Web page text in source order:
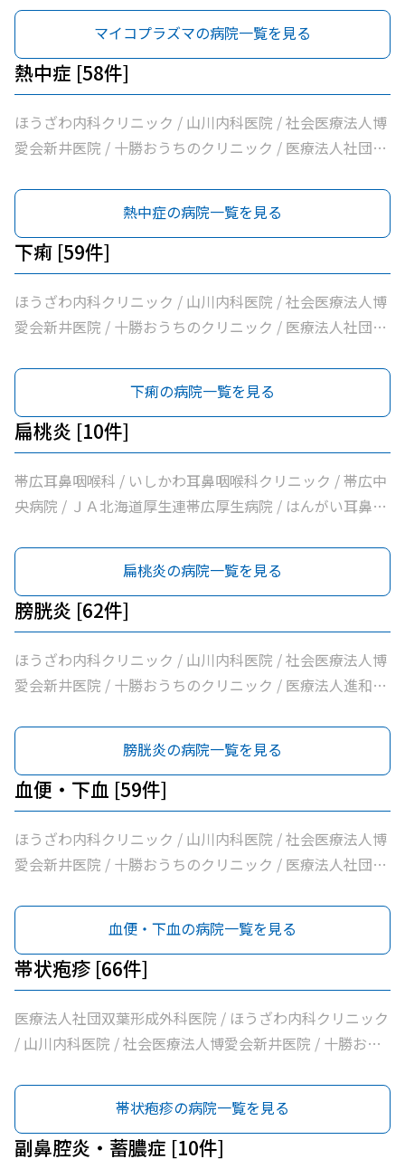
療団帯広西病院 / 独立行政法人国立病院機構帯広病院 / 帯
広記念病院 / 医療法人社団大正クリニック
科呼吸器科 / いちやなぎ内科消化器科 / 医療法人社団進藤
医院 / 社会福祉法人北海道社会事業協会帯広病院 / 十勝い
たみのクリニックくびかた・こし・ひざ痛診療所 / 本庄内
科クリニック / 帯広東内科循環器科クリニック / クリニッ
クむすかり / 社会医療法人北斗北斗病院 / 社会福祉法人真
宗協会帯広光南病院 / 医療法人社団ぶどうの会いのちの木
帯広南の森クリニック / おがわ循環器内科クリニック / 医
療法人社団満岡内科循環器クリニック / ２０条小児科内科
クリニック / 医療法人社団博仁会大江病院 / 公益財団法人
北海道医療団ながい内科医院 / あいた内科循環器クリニッ
ク / いとう内科クリニック / 横手内科クリニック / とかち
消化器内視鏡クリニック / 社会医療法人博愛会開西病院 /
病院機構帯広病院 / 帯広記念病院 / 医療法人社団大正クリ
科・呼吸器内科クリニック / こしや糖尿病・内科クリニッ
ク / 萩原医院 / 公益財団法人北海道医療団帯広第一病院 /
ともだ内科消化器クリニック / 医療法人社団隆仁会おく内
科消化器クリニック / 西村内科クリニック / 医療法人社団
自由が丘横山内科クリニック / 帯広中央病院 / みせき内科
消化器クリニック / 十勝勤医協帯広病院 / さかい総合内科
団林内科クリニック / ＪＡ北海道厚生連帯広厚生病院 / 医
療法人新緑通りはやし内科 / あがた内科循環器クリニック
/ 内科・循環器ハートサウンズもりクリニック / サンタさ
んこどもクリニック / 須藤内科クリニック / 医療法人社団
イワタクリニック / 社会医療法人刀圭会協立病院 / 十勝勤
医協白樺医院 / 十勝ヘルスケアクリニック / おおた内科循
科呼吸器科 / いちやなぎ内科消化器科 / 医療法人社団進藤
医院 / 社会福祉法人北海道社会事業協会帯広病院 / 十勝い
たみのクリニックくびかた・こし・ひざ痛診療所 / 本庄内
科クリニック / 帯広東内科循環器科クリニック / クリニッ
クむすかり / 社会医療法人北斗北斗病院 / 社会福祉法人真
宗協会帯広光南病院 / 医療法人社団ぶどうの会いのちの木
帯広南の森クリニック / おがわ循環器内科クリニック / 医
療法人社団満岡内科循環器クリニック / ２０条小児科内科
クリニック / 医療法人社団博仁会大江病院 / 公益財団法人
北海道医療団ながい内科医院 / あいた内科循環器クリニッ
ク / いとう内科クリニック / 横手内科クリニック / とかち
消化器内視鏡クリニック / 社会医療法人博愛会開西病院 /
病院機構帯広病院 / 帯広記念病院 / 医療法人社団大正クリ
マイコプラズマの病院一覧を見る
熱中症 [58件]
ほうざわ内科クリニック / 山川内科医院 / 社会医療法人博
愛会新井医院 / 十勝おうちのクリニック / 医療法人社団さ
科・呼吸器内科クリニック / こしや糖尿病・内科クリニッ
ク / 萩原医院 / 公益財団法人北海道医療団帯広第一病院 /
ともだ内科消化器クリニック / 医療法人社団隆仁会おく内
科消化器クリニック / 西村内科クリニック / 医療法人社団
自由が丘横山内科クリニック / 帯広中央病院 / みせき内科
消化器クリニック / 十勝勤医協帯広病院 / さかい総合内科
団林内科クリニック / ＪＡ北海道厚生連帯広厚生病院 / 医
療法人新緑通りはやし内科 / あがた内科循環器クリニック
/ 内科・循環器ハートサウンズもりクリニック / サンタさ
んこどもクリニック / 須藤内科クリニック / 医療法人社団
イワタクリニック / 社会医療法人刀圭会協立病院 / 十勝勤
医協白樺医院 / 十勝ヘルスケアクリニック / おおた内科循
科呼吸器科 / いちやなぎ内科消化器科 / 医療法人社団進藤
医院 / 社会福祉法人北海道社会事業協会帯広病院 / 十勝い
たみのクリニックくびかた・こし・ひざ痛診療所 / 本庄内
科クリニック / 帯広東内科循環器科クリニック / クリニッ
クむすかり / 社会医療法人北斗北斗病院 / 社会福祉法人真
宗協会帯広光南病院 / 医療法人社団ぶどうの会いのちの木
帯広南の森クリニック / おがわ循環器内科クリニック / 医
療法人社団満岡内科循環器クリニック / ２０条小児科内科
クリニック / 医療法人社団博仁会大江病院 / 公益財団法人
北海道医療団ながい内科医院 / あいた内科循環器クリニッ
ク / いとう内科クリニック / 横手内科クリニック / とかち
消化器内視鏡クリニック / 社会医療法人博愛会開西病院 /
病院機構帯広病院 / 帯広記念病院 / 医療法人社団大正クリ
熱中症の病院一覧を見る
下痢 [59件]
ほうざわ内科クリニック / 山川内科医院 / 社会医療法人博
愛会新井医院 / 十勝おうちのクリニック / 医療法人社団さ
科・呼吸器内科クリニック / こしや糖尿病・内科クリニッ
ク / 萩原医院 / 公益財団法人北海道医療団帯広第一病院 /
ともだ内科消化器クリニック / 医療法人社団隆仁会おく内
科消化器クリニック / 西村内科クリニック / 医療法人社団
自由が丘横山内科クリニック / 帯広中央病院 / みせき内科
消化器クリニック / 十勝勤医協帯広病院 / さかい総合内科
団林内科クリニック / ＪＡ北海道厚生連帯広厚生病院 / 医
療法人新緑通りはやし内科 / あがた内科循環器クリニック
/ 内科・循環器ハートサウンズもりクリニック / サンタさ
んこどもクリニック / 須藤内科クリニック / 医療法人社団
イワタクリニック / 社会医療法人刀圭会協立病院 / 十勝勤
医協白樺医院 / 十勝ヘルスケアクリニック / おおた内科循
科呼吸器科 / いちやなぎ内科消化器科 / 医療法人社団進藤
医院 / 社会福祉法人北海道社会事業協会帯広病院 / 十勝い
たみのクリニックくびかた・こし・ひざ痛診療所 / 本庄内
科クリニック / 帯広東内科循環器科クリニック / クリニッ
クむすかり / 社会医療法人北斗北斗クリニック / 社会医療
法人北斗北斗病院 / 社会福祉法人真宗協会帯広光南病院 /
山田内科クリニック / 医療法人社団帯広南の森クリニック
/ おがわ循環器内科クリニック / 医療法人社団満岡内科循
環器クリニック / ２０条小児科内科クリニック / 医療法人
社団博仁会大江病院 / 公益財団法人北海道医療団ながい内
科医院 / あいた内科循環器クリニック / いとう内科クリニ
ック / 横手内科クリニック / とかち消化器内視鏡クリニッ
療団帯広西病院 / 独立行政法人国立病院機構帯広病院 / 帯
広記念病院 / 医療法人社団大正クリニック
下痢の病院一覧を見る
扁桃炎 [10件]
帯広耳鼻咽喉科 / いしかわ耳鼻咽喉科クリニック / 帯広中
央病院 / ＪＡ北海道厚生連帯広厚生病院 / はんがい耳鼻咽
院 / 社会医療法人北斗北斗クリニック / 社会医療法人北斗
北斗病院 / 自由が丘みくに耳鼻咽喉科 / たけざわ耳鼻咽喉
科
扁桃炎の病院一覧を見る
膀胱炎 [62件]
ほうざわ内科クリニック / 山川内科医院 / 社会医療法人博
愛会新井医院 / 十勝おうちのクリニック / 医療法人進和会
クリニック / 医療法人社団たかはし内科・呼吸器内科クリ
ニック / こしや糖尿病・内科クリニック / 萩原医院 / 公益
財団法人北海道医療団帯広第一病院 / ともだ内科消化器ク
リニック / 医療法人社団隆仁会おく内科消化器クリニック
/ 西村内科クリニック / 医療法人社団高山泌尿器科 / 医療
法人社団自由が丘横山内科クリニック / 帯広中央病院 / み
総合内科クリニック / さわい内科循環器科クリニック / 医
療法人社団林内科クリニック / ＪＡ北海道厚生連帯広厚生
病院 / 医療法人新緑通りはやし内科 / 医療法人社団しばた
腎泌尿器科クリニック / あがた内科循環器クリニック / 内
科・循環器ハートサウンズもりクリニック / サンタさんこ
どもクリニック / 須藤内科クリニック / 医療法人社団イワ
白樺医院 / 十勝ヘルスケアクリニック / おおた内科循環器
クリニック / 帯広市休日夜間急病センター / いなば内科呼
吸器科 / いちやなぎ内科消化器科 / 医療法人社団進藤医院
膀胱炎の病院一覧を見る
血便・下血 [59件]
ほうざわ内科クリニック / 山川内科医院 / 社会医療法人博
愛会新井医院 / 十勝おうちのクリニック / 医療法人社団さ
科・呼吸器内科クリニック / こしや糖尿病・内科クリニッ
ク / 萩原医院 / 公益財団法人北海道医療団帯広第一病院 /
ともだ内科消化器クリニック / 医療法人社団隆仁会おく内
科消化器クリニック / 西村内科クリニック / 医療法人社団
自由が丘横山内科クリニック / 帯広中央病院 / みせき内科
消化器クリニック / 十勝勤医協帯広病院 / さかい総合内科
団林内科クリニック / ＪＡ北海道厚生連帯広厚生病院 / 医
療法人新緑通りはやし内科 / あがた内科循環器クリニック
/ 内科・循環器ハートサウンズもりクリニック / サンタさ
血便・下血の病院一覧を見る
帯状疱疹 [66件]
医療法人社団双葉形成外科医院 / ほうざわ内科クリニック
/ 山川内科医院 / 社会医療法人博愛会新井医院 / 十勝おう
ック / 医療法人社団高木皮膚科診療所 / 医療法人社団たか
はし内科・呼吸器内科クリニック / こしや糖尿病・内科ク
リニック / 萩原医院 / 公益財団法人北海道医療団帯広第一
帯状疱疹の病院一覧を見る
副鼻腔炎・蓄膿症 [10件]